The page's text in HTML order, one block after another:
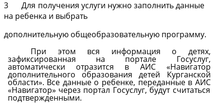
3
Для получения услуги нужно заполнитьданные
на ребенка и выбрать
дополнительную общеобразовательную программу.
При
этом вся информация о детях,
зафиксированная на портале Госуслуг,
автоматически отразится в АИС «Навигатор
дополнительного образования детей Курганской
области». Все данные о ребенке, переданные в АИС
«Навигатор» через портал Госуслуг, будут считаться
подтвержденными.